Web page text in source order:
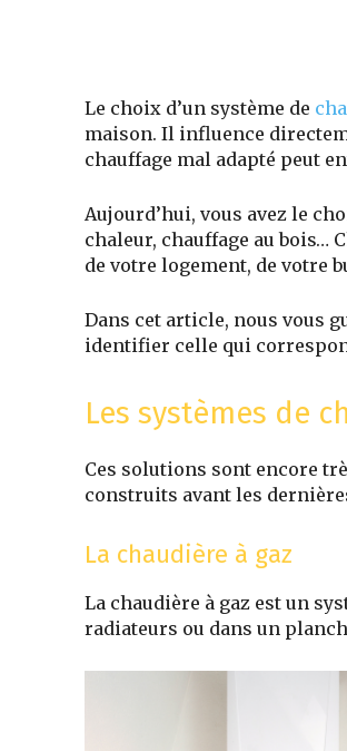
Le choix d’un système de
maison. Il influence
chauffage mal adapté peut
Aujourd’hui, vous avez le
chaleur, chauffage au bois…
de votre logement, de votre
Dans cet article, nous vous
identifier celle qui
Les systèmes de
Ces solutions sont encore
construits avant les
La chaudière à gaz
La chaudière à gaz est un
radiateurs ou dans un